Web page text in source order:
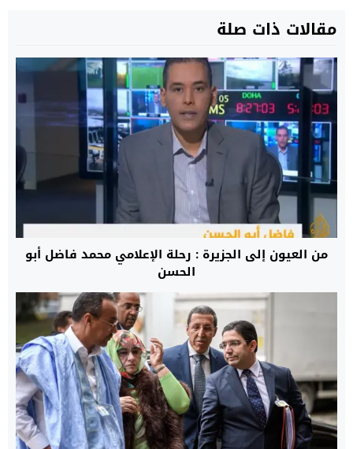
مقالات ذات صلة
من العيون إلى الجزيرة : رحلة الإعلامي محمد فاضل أبو
الحسن